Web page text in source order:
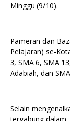
Minggu (9/10).
Pameran dan
Pelajaran) se-
3, SMA 6, SMA
Adabiah, dan
Selain